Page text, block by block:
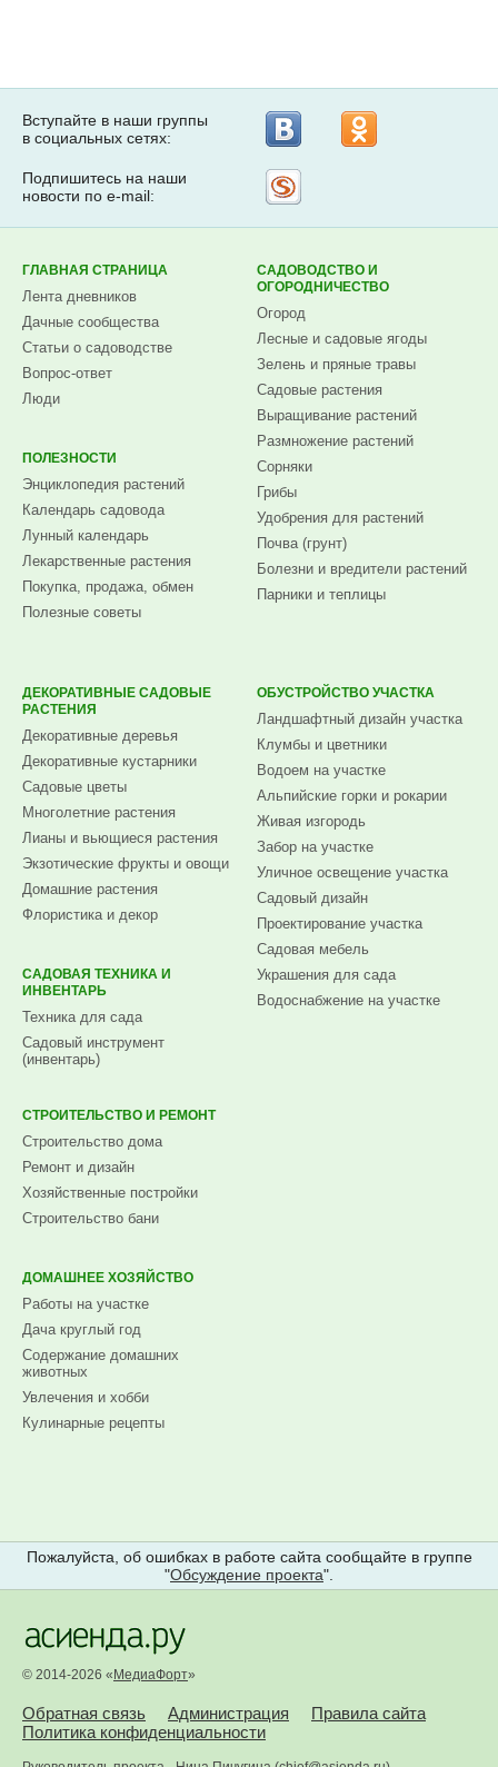
Вступайте в наши группы
в социальных сетях:
Подпишитесь на наши
новости по e-mail:
ГЛАВНАЯ СТРАНИЦА
Лента дневников
Дачные сообщества
Статьи о садоводстве
Вопрос-ответ
Люди
ПОЛЕЗНОСТИ
Энциклопедия растений
Календарь садовода
Лунный календарь
Лекарственные растения
Покупка, продажа, обмен
Полезные советы
САДОВОДСТВО И
ОГОРОДНИЧЕСТВО
Огород
Лесные и садовые ягоды
Зелень и пряные травы
Садовые растения
Выращивание растений
Размножение растений
Сорняки
Грибы
Удобрения для растений
Почва (грунт)
Болезни и вредители растений
Парники и теплицы
ДЕКОРАТИВНЫЕ САДОВЫЕ
РАСТЕНИЯ
Декоративные деревья
Декоративные кустарники
Садовые цветы
Многолетние растения
Лианы и вьющиеся растения
Экзотические фрукты и овощи
Домашние растения
Флористика и декор
САДОВАЯ ТЕХНИКА И
ИНВЕНТАРЬ
Техника для сада
Садовый инструмент
(инвентарь)
ОБУСТРОЙСТВО УЧАСТКА
Ландшафтный дизайн участка
Клумбы и цветники
Водоем на участке
Альпийские горки и рокарии
Живая изгородь
Забор на участке
Уличное освещение участка
Садовый дизайн
Проектирование участка
Садовая мебель
Украшения для сада
Водоснабжение на участке
СТРОИТЕЛЬСТВО И РЕМОНТ
Строительство дома
Ремонт и дизайн
Хозяйственные постройки
Строительство бани
ДОМАШНЕЕ ХОЗЯЙСТВО
Работы на участке
Дача круглый год
Содержание домашних
животных
Увлечения и хобби
Кулинарные рецепты
Пожалуйста, об ошибках в работе сайта сообщайте в группе
"Обсуждение проекта".
© 2014-2026 « МедиаФорт»
Обратная связь Администрация
Правила сайта
Политика конфиденциальности